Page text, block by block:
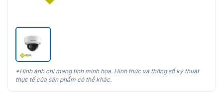
*Hình ảnh chỉ mang tính minh họa. Hình thức và thông số kỹ thuật
thực tế của sản phẩm có thể khác.